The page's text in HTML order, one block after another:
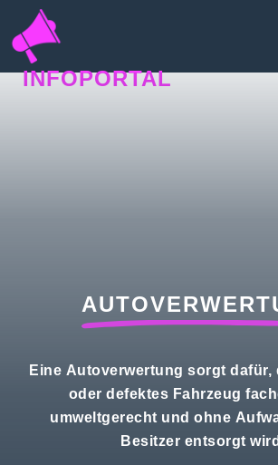
INFOPORTAL
Eine Autoverwertung sorgt dafür,
oder defektes Fahrzeug
umweltgerecht und ohne
Besitzer entsorgt